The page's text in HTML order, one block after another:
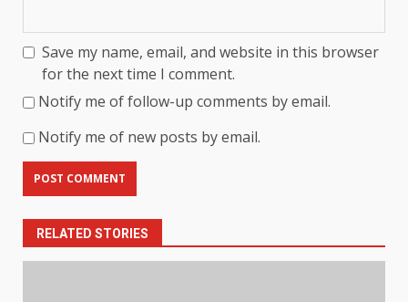
Save my name, email, and website in this browser
for the next time I comment.
Notify me of follow-up comments by email.
Notify me of new posts by email.
RELATED STORIES